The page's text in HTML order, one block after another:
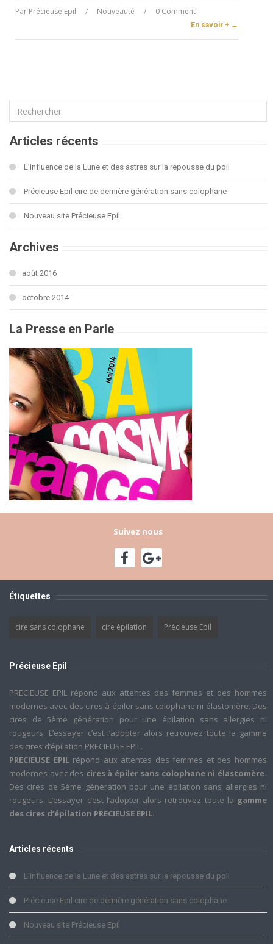
Par Précieuse Epil / Nouveauté / 0 Comment
En savoir + →
Articles récents
L’influence de la Lune et des astres sur la repousse du poil
Précieuse Epil cire de dernière génération sans colophane
Nouveau site Précieuse Epil
Archives
août 2016
octobre 2014
La Presse en Parle
Suivez nous
Étiquettes
cire sans colophane cire épilation Précieuse Epil
Précieuse Epil
PRECIEUSE EPIL répond aux attentes des femmes et des hommes
modernes avec des cires à épiler sans colophane ni élastomère. Des
cires de 5ème génération pour une épilation sans allergies ni
rougeurs. L’essayer c’est l’adopter alors retrouvez toute la gamme
des cires d’épilation PRECIEUSE EPIL.
PRECIEUSE EPIL répond aux attentes des femmes et des hommes
modernes avec des cires à épiler sans colophane ni élastomère.
Des cires de 5ème génération pour une épilation sans allergies ni
rougeurs. L’essayer c’est l’adopter alors retrouvez toute la gamme
des cires d’épilation PRECIEUSE EPIL.
Articles récents
L’influence de la Lune et des astres sur la repousse du poil
Précieuse Epil cire de dernière génération sans colophane
Nouveau site Précieuse Epil